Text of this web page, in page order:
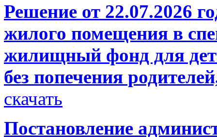
Решение от 22.07.2026
жилого помещения в
жилищный фонд для
без попечения
скачать
Постановление